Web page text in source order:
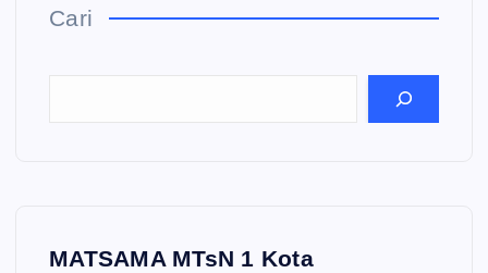
Cari
MATSAMA MTsN 1 Kota